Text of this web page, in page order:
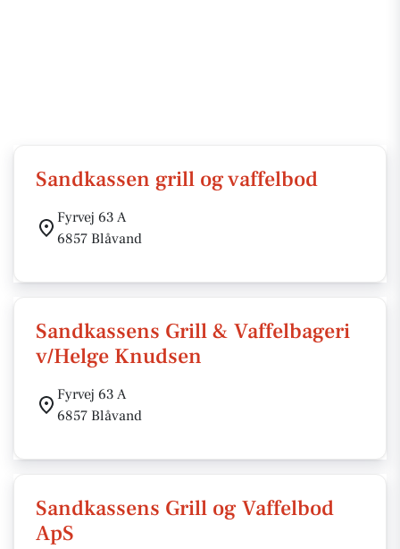
Sandkassen grill og vaffelbod
Fyrvej 63 A
6857 Blåvand
Sandkassens Grill & Vaffelbageri
v/Helge Knudsen
Fyrvej 63 A
6857 Blåvand
Sandkassens Grill og Vaffelbod
ApS